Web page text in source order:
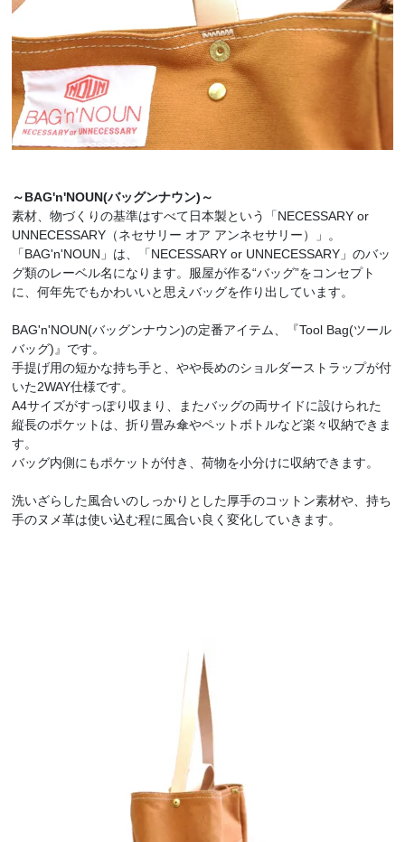
～BAG'n'NOUN(バッグンナウン)～
素材、物づくりの基準はすべて日本製という「NECESSARY or
UNNECESSARY（ネセサリー オア アンネセサリー）」。
「BAG'n'NOUN」は、「NECESSARY or UNNECESSARY」のバッ
グ類のレーベル名になります。服屋が作る“バッグ”をコンセプト
に、何年先でもかわいいと思えバッグを作り出しています。
BAG'n'NOUN(バッグンナウン)の定番アイテム、『Tool Bag(ツール
バッグ)』です。
手提げ用の短かな持ち手と、やや長めのショルダーストラップが付
いた2WAY仕様です。
A4サイズがすっぽり収まり、またバッグの両サイドに設けられた
縦長のポケットは、折り畳み傘やペットボトルなど楽々収納できま
す。
バッグ内側にもポケットが付き、荷物を小分けに収納できます。
洗いざらした風合いのしっかりとした厚手のコットン素材や、持ち
手のヌメ革は使い込む程に風合い良く変化していきます。